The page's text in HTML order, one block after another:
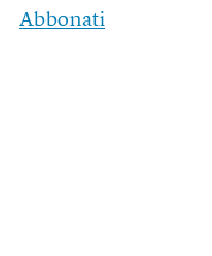
Abbonati